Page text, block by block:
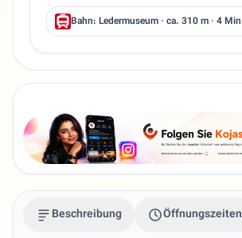
Bahn: Ledermuseum · ca. 310 m · 4 Min
Beschreibung Öffnungszeiten